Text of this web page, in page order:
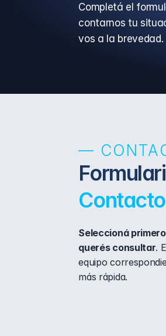
—
Contacto
Seleccioná
querés consultar.
equipo
más rápida.
Completá el
contarnos tu
vos a la brevedad.